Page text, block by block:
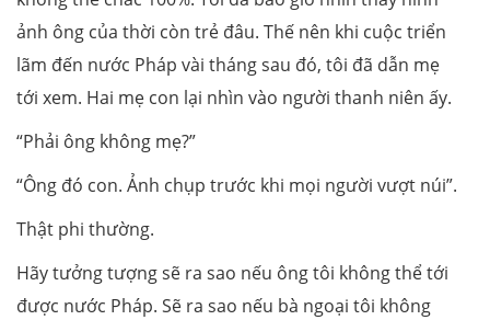
ảnh ông của thời còn trẻ đâu. Thế nên khi cuộc triển
lãm đến nước Pháp vài tháng sau đó, tôi đã dẫn mẹ
tới xem. Hai mẹ con lại nhìn vào người thanh niên ấy.
“Phải ông không mẹ?”
“Ông đó con. Ảnh chụp trước khi mọi người vượt núi”.
Thật phi thường.
Hãy tưởng tượng sẽ ra sao nếu ông tôi không thể tới
được nước Pháp. Sẽ ra sao nếu bà ngoại tôi không